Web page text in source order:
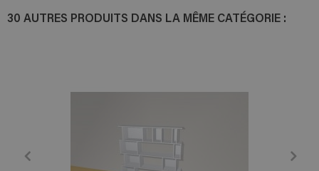
30 AUTRES PRODUITS DANS LA MÊME CATÉGORIE :